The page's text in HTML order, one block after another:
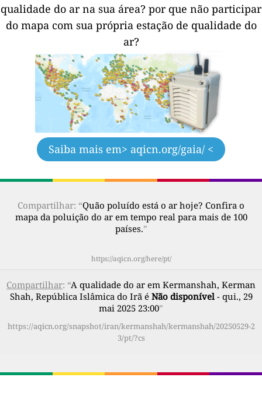
qualidade do ar na sua área? por que não participar
do mapa com sua própria estação de qualidade do
ar?
Saiba mais em> aqicn.org/gaia/ <
Compartilhar: “Quão poluído está o ar hoje? Confira o
mapa da poluição do ar em tempo real para mais de 100
países.”
https://aqicn.org/here/pt/
Compartilhar: “A qualidade do ar em Kermanshah, Kerman
Shah, República Islâmica do Irã é Não disponível- qui., 29
mai 2025 23:00”
https://aqicn.org/snapshot/iran/kermanshah/kermanshah/20250529-2
3/pt/?cs